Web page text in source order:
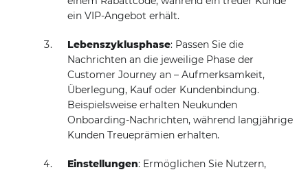
ein VIP-Angebot erhält.
Lebenszyklusphase: Passen Sie die
Nachrichten an die jeweilige Phase der
Customer Journey an – Aufmerksamkeit,
Überlegung, Kauf oder Kundenbindung.
Beispielsweise erhalten Neukunden
Onboarding-Nachrichten, während langjährige
Kunden Treueprämien erhalten.
Einstellungen: Ermöglichen Sie Nutzern,